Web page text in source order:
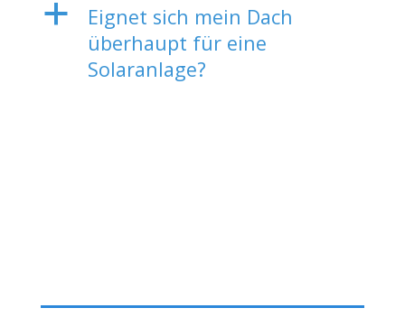
a
Eignet sich mein Dach
überhaupt für eine
Solaranlage?